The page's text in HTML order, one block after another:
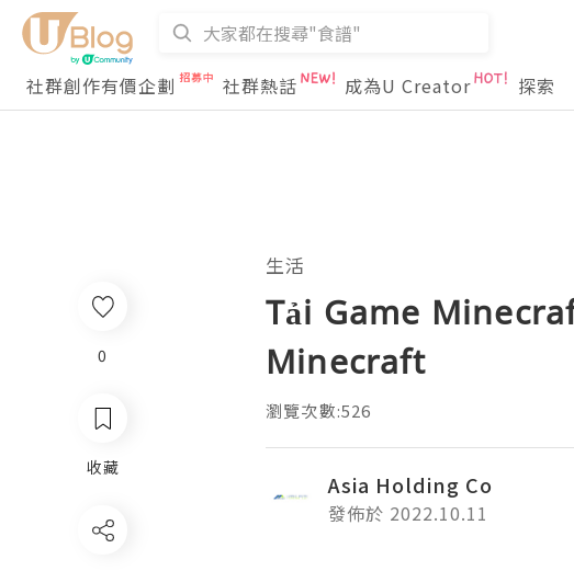
社群創作有價企劃
社群熱話 成為U Creator 探索
0
收藏
生活
Tải Game
Minecraft
瀏覽次數:526
Asia Holding Co
發佈於 2022.10.11